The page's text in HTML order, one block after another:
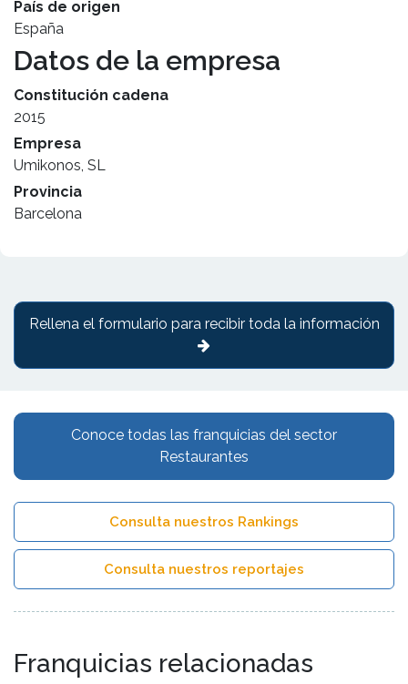
País de origen
España
Datos de la empresa
Constitución cadena
2015
Empresa
Umikonos, SL
Provincia
Barcelona
Conoce todas las franquicias del sector
Restaurantes
Consulta nuestros Rankings
Consulta nuestros reportajes
Franquicias relacionadas